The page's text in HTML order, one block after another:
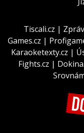
Tiscali.cz |
Games.cz |
Karaoketexty.cz |
Fights.cz |